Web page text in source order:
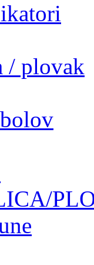
/ plovak